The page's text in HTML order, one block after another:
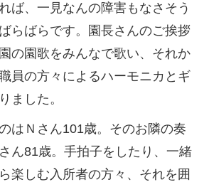
ば、一見なんの障害もなさそう
らばらです。園長さんのご挨拶
の園歌をみんなで歌い、それか
員の方々によるハーモニカとギ
ました。
はＮさん101歳。そのお隣の奏
ん81歳。手拍子をしたり、一緒
楽しむ入所者の方々、それを囲